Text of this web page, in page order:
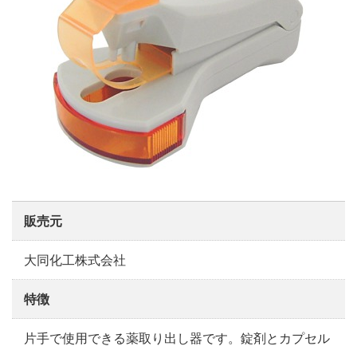
販売元
大同化工株式会社
特徴
片手で使用できる薬取り出し器です。錠剤とカプセル